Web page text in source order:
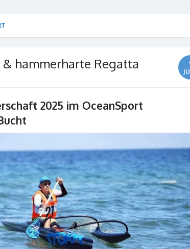
hammerharte Regatta
2025 im OceanSport